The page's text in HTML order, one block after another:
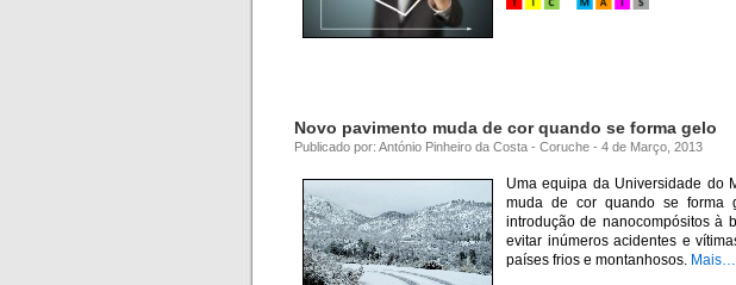
Novo pavimento muda de cor quando se forma gelo
Publicado por: António Pinheiro da Costa - Coruche - 4 de Março, 2013
Uma equipa da Universidade do
muda de cor quando se forma
introdução de nanocompósitos à
evitar inúmeros acidentes e
países frios e montanhosos. Mais…